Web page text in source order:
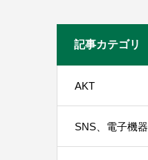
記事カテゴリ
AKT
SNS、電子機器